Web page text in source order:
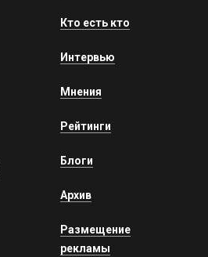
Кто есть кто
Интервью
Мнения
Рейтинги
Блоги
Архив
Размещение
рекламы